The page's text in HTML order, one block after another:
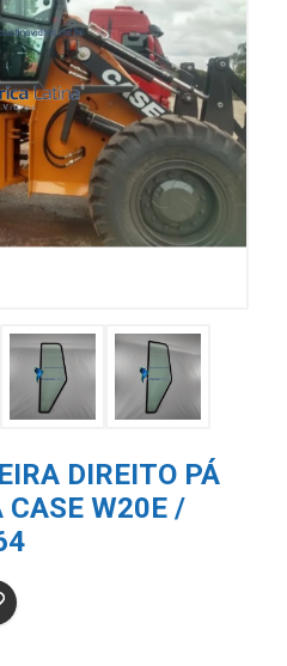
DIREITO PÁ
CASE W20E /